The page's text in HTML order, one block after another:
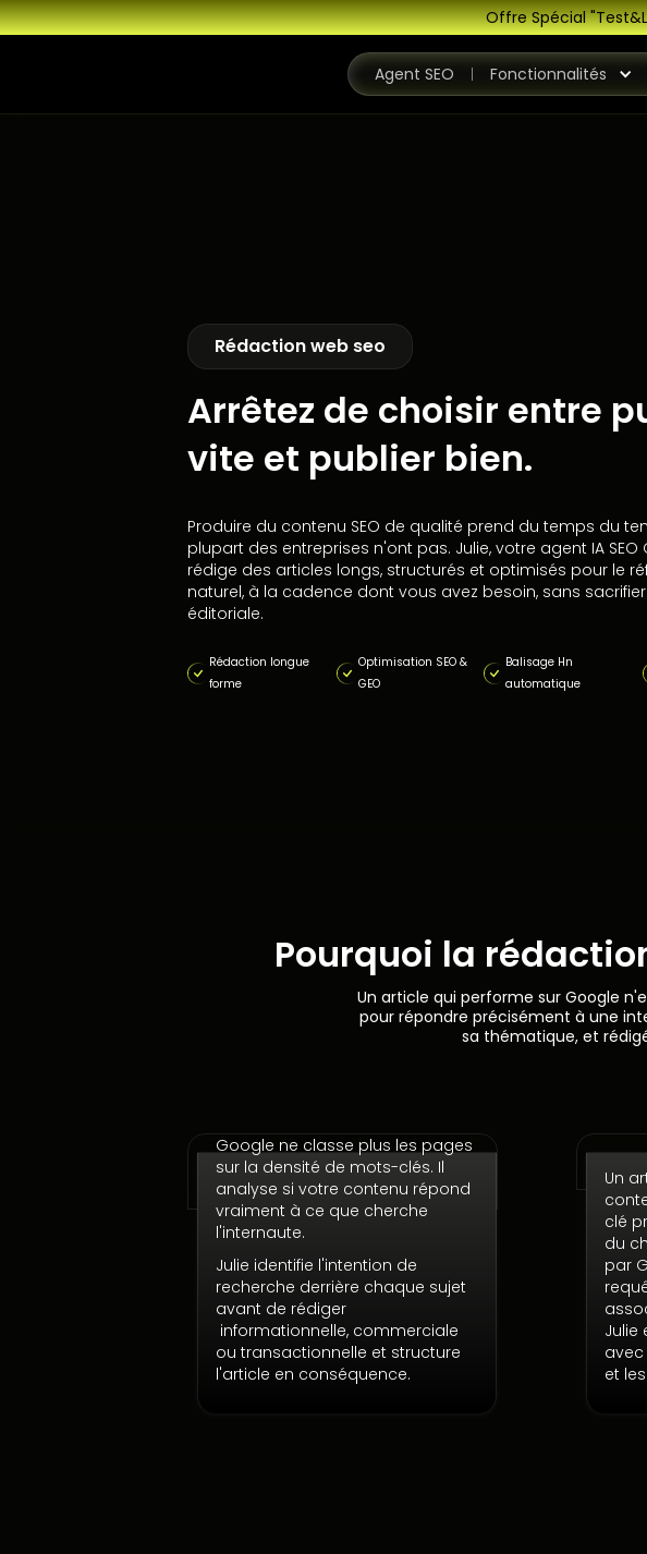
Offre Spécial
Agent SEO Fonctionnalités
Rédaction web seo
Arrêtez de choisir entre
vite et publier bien.
Produire du contenu SEO de qualité prend du temps du
plupart des entreprises n'ont pas. Julie, votre agent IA SEO
rédige des articles longs, structurés et optimisés pour le
naturel, à la cadence dont vous avez besoin, sans
éditoriale.
Rédaction longue
forme
Optimisation SEO &
GEO
Balisage Hn
automatique
Pourquoi la
Un article qui performe sur Google
pour répondre précisément à une
sa thématique, et
Répondre à l'intention de
recherche
Google ne classe plus les pages
sur la densité de mots-clés. Il
analyse si votre contenu répond
vraiment à ce que cherche
l'internaute.
Julie identifie l'intention de
recherche derrière chaque sujet
avant de rédiger
informationnelle, commerciale
ou transactionnelle et structure
l'article en conséquence.
Un
clé
du
par
Julie
et